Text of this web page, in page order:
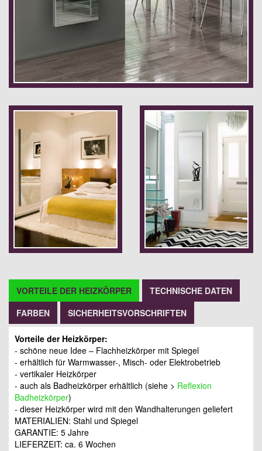
VORTEILE DER HEIZKÖRPER
TECHNISCHE DATEN
FARBEN
SICHERHEITSVORSCHRIFTEN
Vorteile der Heizkörper:
- schöne neue Idee – Flachheizkörper mit Spiegel
- erhältlich für Warmwasser-, Misch- oder Elektrobetrieb
- vertikaler Heizkörper
- auch als Badheizkörper erhältlich (siehe > Reflexion
Badheizkörper)
- dieser Heizkörper wird mit den Wandhalterungen geliefert
MATERIALIEN: Stahl und Spiegel
GARANTIE: 5 Jahre
LIEFERZEIT: ca. 6 Wochen